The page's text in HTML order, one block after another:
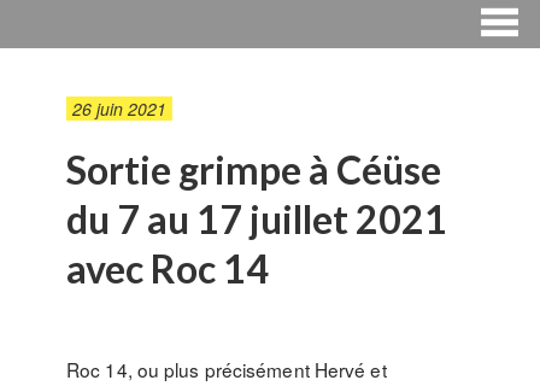
26 juin 2021
Sortie grimpe à Céüse
du 7 au 17 juillet 2021
avec Roc 14
Roc 14, ou plus précisément Hervé et